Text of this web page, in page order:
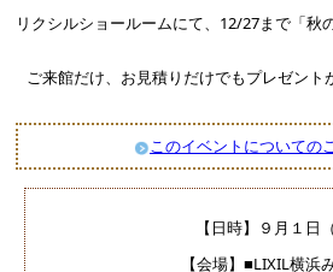
リクシルショールームにて、12/27まで「秋
ご来館だけ、お見積りだけでもプレゼン
このイベントについての
【日時】９月１日
【会場】■LIXIL横浜